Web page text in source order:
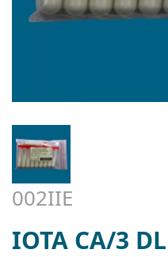
002IIE
IOTA CA/3